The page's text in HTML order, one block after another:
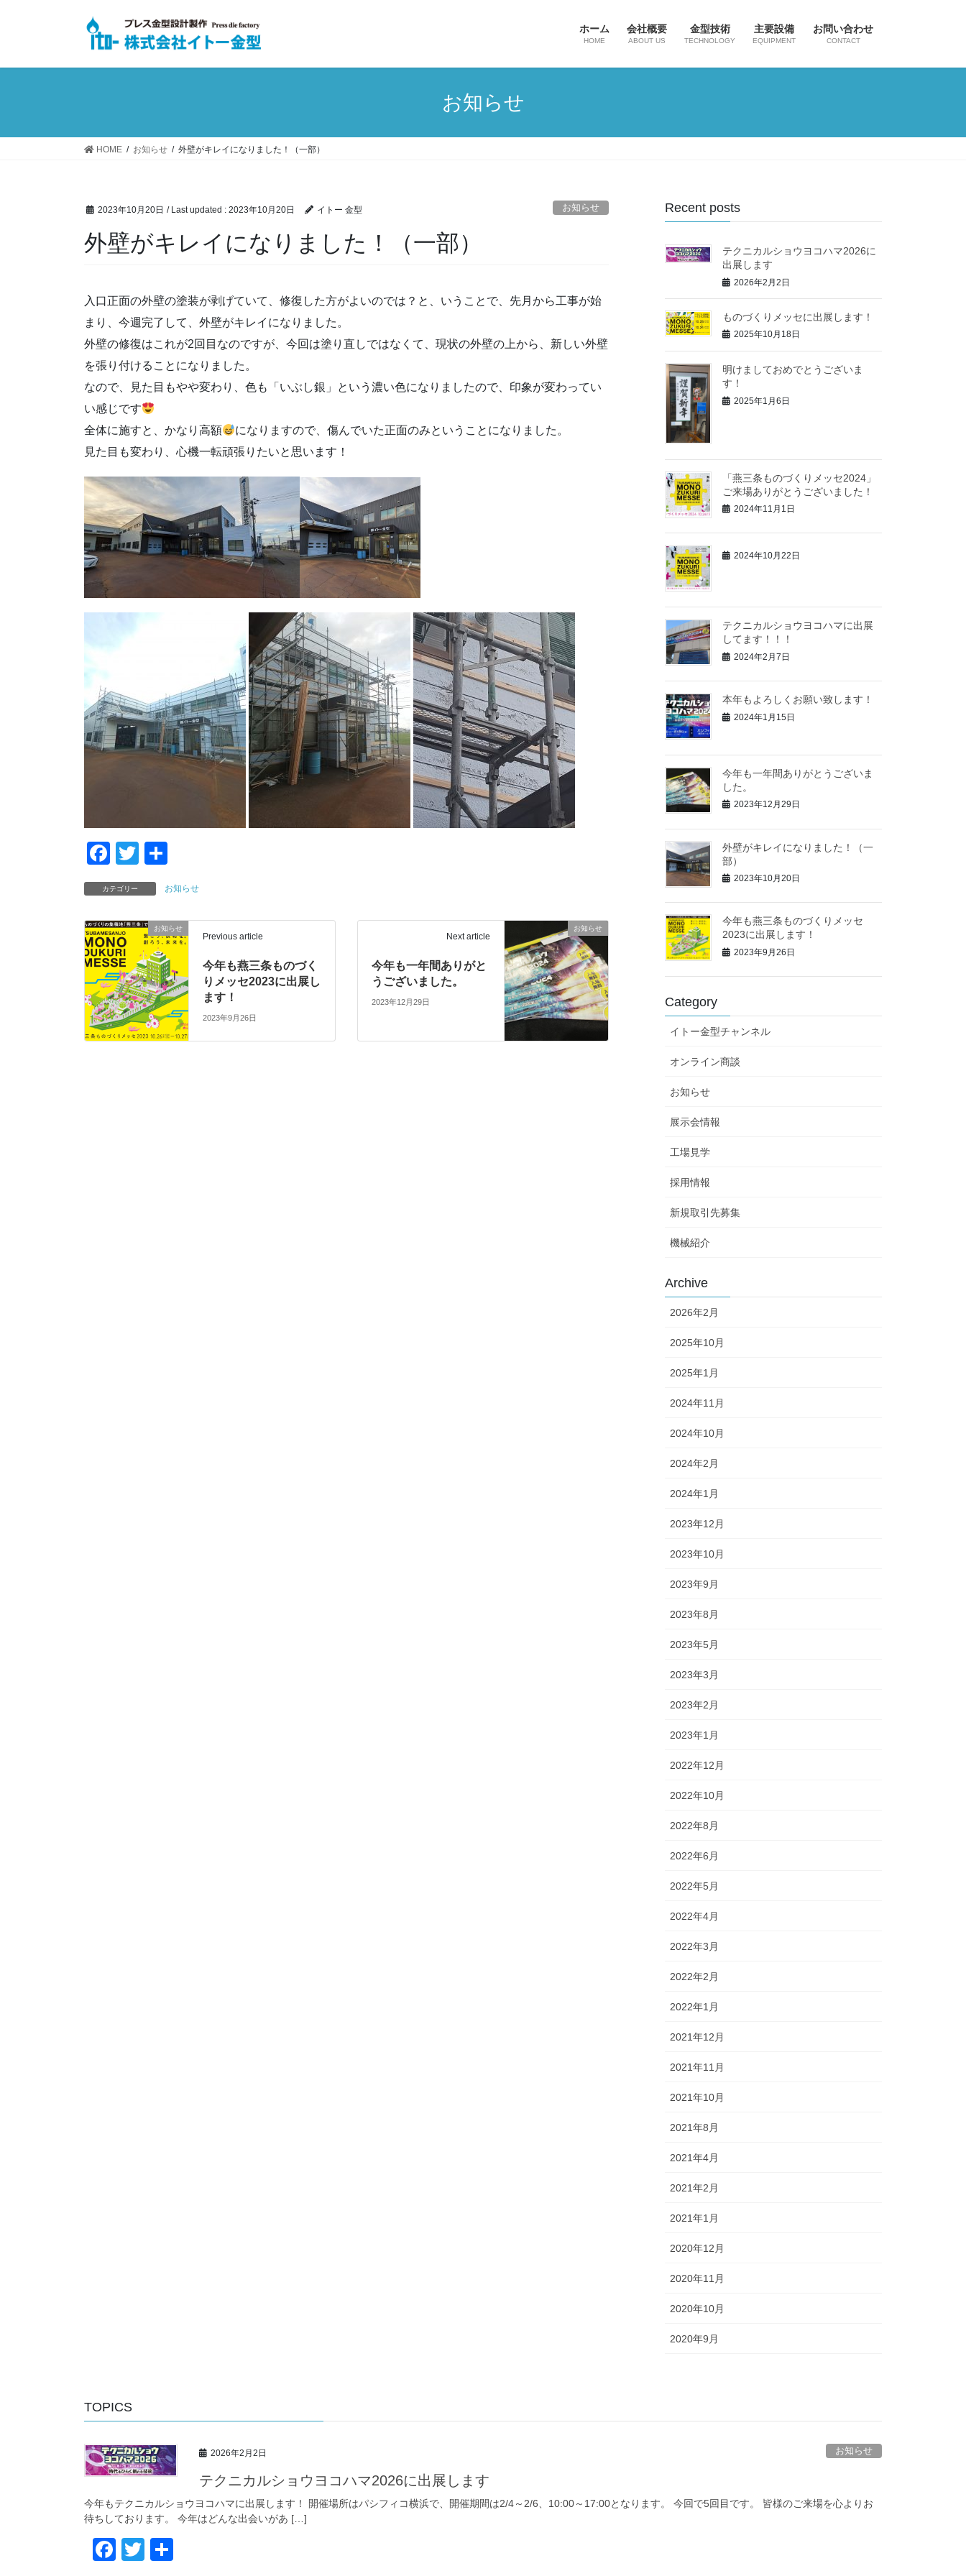
ホーム
HOME
会社概要
ABOUT US
⾦型技術
TECHNOLOGY
主要設備
EQUIPMENT
お問い合わせ
CONTACT
お知らせ
HOME お知らせ 外壁がキレイになりました！（一部）
2023年10月20日 / Last updated : 2023年10月20日 イトー 金型 お知らせ
外壁がキレイになりました！（一部）
入口正面の外壁の塗装が剥げていて、修復した方がよいのでは？と、いうことで、先月から工事が始
まり、今週完了して、外壁がキレイになりました。
外壁の修復はこれが2回目なのですが、今回は塗り直しではなくて、現状の外壁の上から、新しい外壁
を張り付けることになりました。
なので、見た目もやや変わり、色も「いぶし銀」という濃い色になりましたので、印象が変わってい
い感じです
全体に施すと、かなり高額
になりますので、傷んでいた正面のみということになりました。
見た目も変わり、心機一転頑張りたいと思います！
F
a
c
e
b
o
o
k
T
wi
tt
er
カテゴリー お知らせ
お知らせ
Previous article
今年も燕三条ものづく
りメッセ2023に出展し
ます！
2023年9月26日
お知らせ
Next article
今年も一年間ありがと
うございました。
2023年12月29日
Recent posts
テクニカルショウヨコハマ2026に
出展します
2026年2月2日
ものづくりメッセに出展します！
2025年10月18日
明けましておめでとうございま
す！
2025年1月6日
「燕三条ものづくりメッセ2024」
ご来場ありがとうございました！
2024年11月1日
2024年10月22日
テクニカルショウヨコハマに出展
してます！！！
2024年2月7日
本年もよろしくお願い致します！
2024年1月15日
今年も一年間ありがとうございま
した。
2023年12月29日
外壁がキレイになりました！（一
部）
2023年10月20日
今年も燕三条ものづくりメッセ
2023に出展します！
2023年9月26日
Category
イトー金型チャンネル
オンライン商談
お知らせ
展示会情報
工場見学
採用情報
新規取引先募集
機械紹介
Archive
2026年2月
2025年10月
2025年1月
2024年11月
2024年10月
2024年2月
2024年1月
2023年12月
2023年10月
2023年9月
2023年8月
2023年5月
2023年3月
2023年2月
2023年1月
2022年12月
2022年10月
2022年8月
2022年6月
2022年5月
2022年4月
2022年3月
2022年2月
2022年1月
2021年12月
2021年11月
2021年10月
2021年8月
2021年4月
2021年2月
2021年1月
2020年12月
2020年11月
2020年10月
2020年9月
TOPICS
2026年2月2日 お知らせ
テクニカルショウヨコハマ2026に出展します
今年もテクニカルショウヨコハマに出展します！ 開催場所はパシフィコ横浜で、開催期間は2/4～2/6、10:00～17:00となります。 今回で5回目です。 皆様のご来場を心よりお
待ちしております。 今年はどんな出会いがあ […]
F
T